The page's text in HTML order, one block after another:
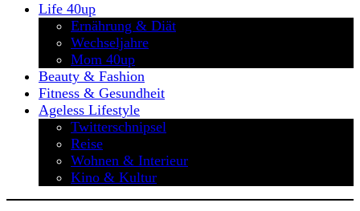
Life 40up
Ernährung & Diät
Wechseljahre
Mom 40up
Beauty & Fashion
Fitness & Gesundheit
Ageless Lifestyle
Twitterschnipsel
Reise
Wohnen & Interieur
Kino & Kultur